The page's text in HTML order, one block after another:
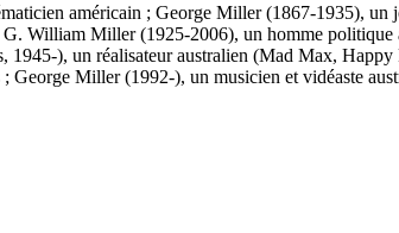
américain ; George Miller (1867-1935),
William Miller (1925-2006), un homme
), un réalisateur australien (Mad Max,
George Miller (1992-), un musicien et vidéaste